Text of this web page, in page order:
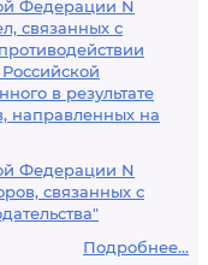
Федерации N
связанных с
в результате
направленных на
Федерации N
связанных с
Подробнее...